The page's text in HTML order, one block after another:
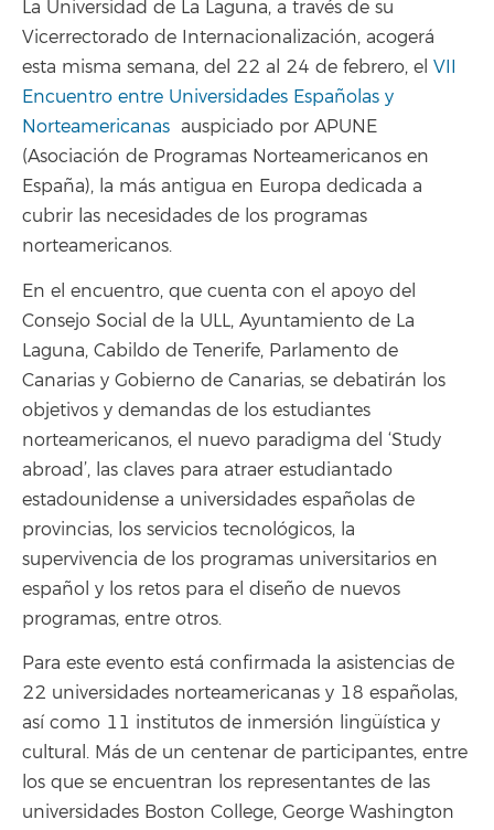
La Universidad de La Laguna, a través de su
Vicerrectorado de Internacionalización, acogerá
esta misma semana, del 22 al 24 de febrero, el VII
Encuentro entre Universidades Españolas y
Norteamericanas auspiciado por APUNE
(Asociación de Programas Norteamericanos en
España), la más antigua en Europa dedicada a
cubrir las necesidades de los programas
norteamericanos.
En el encuentro, que cuenta con el apoyo del
Consejo Social de la ULL, Ayuntamiento de La
Laguna, Cabildo de Tenerife, Parlamento de
Canarias y Gobierno de Canarias, se debatirán los
objetivos y demandas de los estudiantes
norteamericanos, el nuevo paradigma del ‘Study
abroad’, las claves para atraer estudiantado
estadounidense a universidades españolas de
provincias, los servicios tecnológicos, la
supervivencia de los programas universitarios en
español y los retos para el diseño de nuevos
programas, entre otros.
Para este evento está confirmada la asistencias de
22 universidades norteamericanas y 18 españolas,
así como 11 institutos de inmersión lingüística y
cultural. Más de un centenar de participantes, entre
los que se encuentran los representantes de las
universidades Boston College, George Washington